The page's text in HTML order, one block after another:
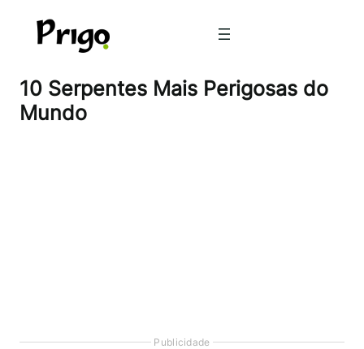
10 Serpentes Mais Perigosas do
Mundo
Publicidade